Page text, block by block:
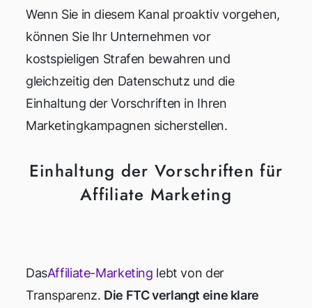
Wenn Sie in diesem Kanal proaktiv vorgehen,
können Sie Ihr Unternehmen vor
kostspieligen Strafen bewahren und
gleichzeitig den Datenschutz und die
Einhaltung der Vorschriften in Ihren
Marketingkampagnen sicherstellen.
Einhaltung der Vorschriften für
Affiliate Marketing
DasAffiliate-Marketing lebt von der
Transparenz. Die FTC verlangt eine klare